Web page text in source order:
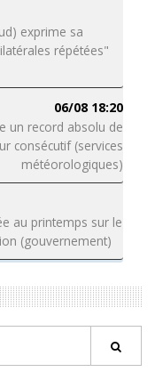
exprime sa
répétées"
06/08 18:20
un record absolu de
consécutif (services
météorologiques)
au printemps sur le
(gouvernement)